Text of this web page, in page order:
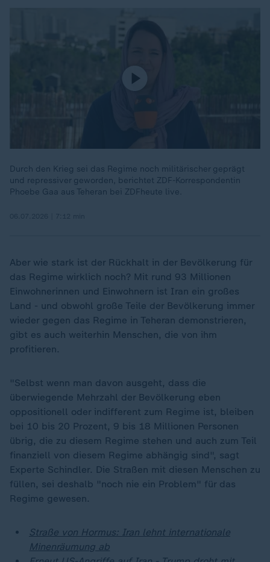
Durch den Krieg sei das Regime noch militärischer geprägt
und repressiver geworden, berichtet ZDF-Korrespondentin
Phoebe Gaa aus Teheran bei ZDFheute live.
Aber wie stark ist der Rückhalt in der Bevölkerung für
das Regime wirklich noch? Mit rund 93 Millionen
Einwohnerinnen und Einwohnern ist Iran ein großes
Land - und obwohl große Teile der Bevölkerung immer
wieder gegen das Regime in Teheran demonstrieren,
gibt es auch weiterhin Menschen, die von ihm
profitieren.
"Selbst wenn man davon ausgeht, dass die
überwiegende Mehrzahl der Bevölkerung eben
oppositionell oder indifferent zum Regime ist, bleiben
bei 10 bis 20 Prozent, 9 bis 18 Millionen Personen
übrig, die zu diesem Regime stehen und auch zum Teil
finanziell von diesem Regime abhängig sind", sagt
Experte Schindler. Die Straßen mit diesen Menschen zu
füllen, sei deshalb "noch nie ein Problem" für das
Regime gewesen.
Straße von Hormus: Iran lehnt internationale
Minenräumung ab